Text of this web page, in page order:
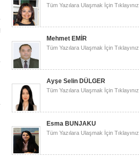
Tüm Yazılara Ulaşmak İçin Tıklayınız.
Mehmet EMİR
Tüm Yazılara Ulaşmak İçin Tıklayınız.
Ayşe Selin DÜLGER
Tüm Yazılara Ulaşmak İçin Tıklayınız.
Esma BUNJAKU
Tüm Yazılara Ulaşmak İçin Tıklayınız.